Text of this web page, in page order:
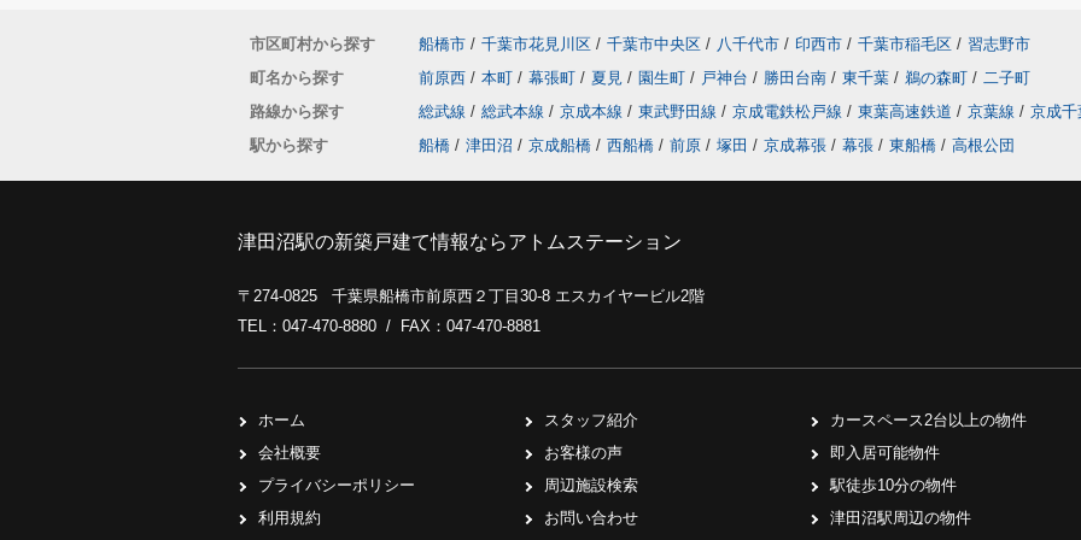
市区町村から探す 船橋市 / 千葉市花見川区 / 千葉市中央区 / 八千代市 / 印西市 / 千葉市稲毛区 / 習志野市
町名から探す
前原西 / 本町 / 幕張町 / 夏見 / 園生町 / 戸神台 / 勝田台南 / 東千葉 / 鵜の森町 / 二子町
路線から探す
総武線 / 総武本線 / 京成本線 / 東武野田線 / 京成電鉄松戸線 / 東葉高速鉄道 / 京葉線 / 京成千
駅から探す
船橋 / 津田沼 / 京成船橋 / 西船橋 / 前原 / 塚田 / 京成幕張 / 幕張 / 東船橋 / 高根公団
津田沼駅の新築戸建て情報ならアトムステーション
〒274-0825 千葉県船橋市前原西２丁目30-8 エスカイヤービル2階
TEL：047-470-8880 / FAX：047-470-8881
ホーム
会社概要
プライバシーポリシー
利用規約
スタッフ紹介
お客様の声
周辺施設検索
お問い合わせ
カースペース2台以上の物件
即入居可能物件
駅徒歩10分の物件
津田沼駅周辺の物件